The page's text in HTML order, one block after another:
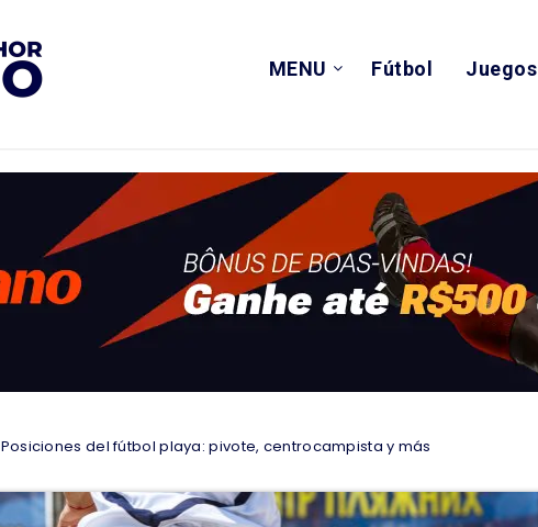
MENU Fútbol Juegos
Posiciones del fútbol playa: pivote, centrocampista y más